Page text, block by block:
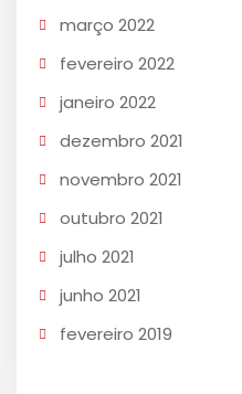
março 2022
fevereiro 2022
janeiro 2022
dezembro 2021
novembro 2021
outubro 2021
julho 2021
junho 2021
fevereiro 2019